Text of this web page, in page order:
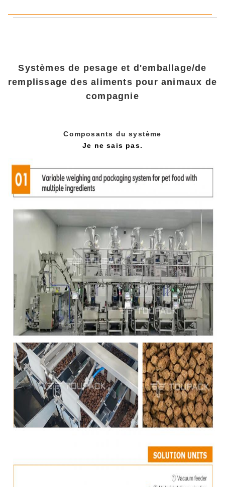
Systèmes de pesage et d'emballage/de
remplissage des aliments pour animaux de
compagnie
Composants du système
Je ne sais pas.